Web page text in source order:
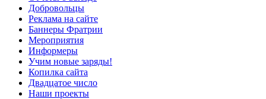
Добровольцы
Реклама на сайте
Баннеры Фратрии
Мероприятия
Информеры
Учим новые заряды!
Копилка сайта
Двадцатое число
Наши проекты